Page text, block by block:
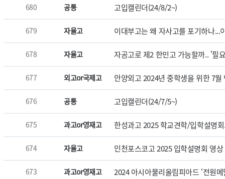
680 공통 고입캘린더(24/8/2~)
679 자율고 이대부고는 왜 자사고를 포기하나
678 자율고 자공고로 제2 한민고 가능할까.. '필
677 외고or국제고 안양외고 2024년 중학생을 위한 7
676 공통 고입캘린더(24/7/5~)
675 과고or영재고 한성과고 2025 학교견학/입학설명
674 자율고 인천포스코고 2025 입학설명회 영
673 과고or영재고 2024 아시아물리올림피아드 ‘전원